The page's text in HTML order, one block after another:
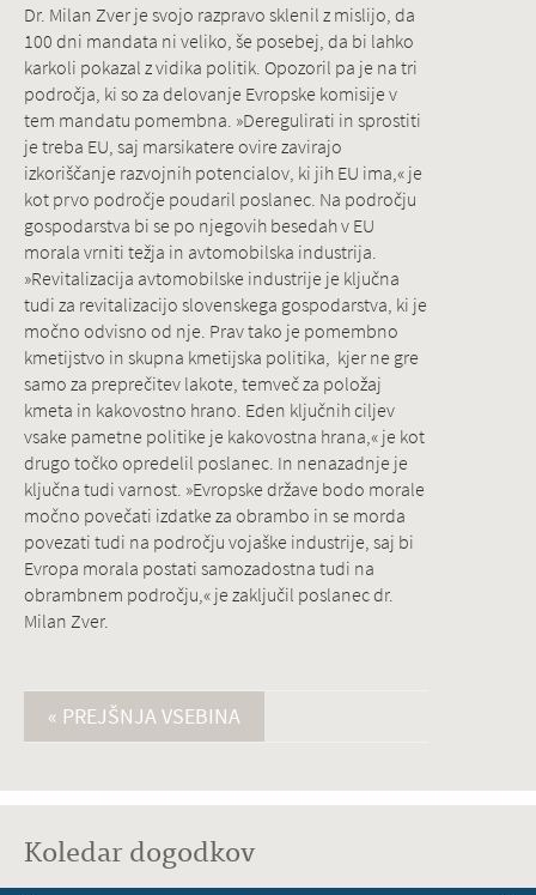
Dr. Milan Zver je svojo razpravo sklenil z mislijo, da
100 dni mandata ni veliko, še posebej, da bi lahko
karkoli pokazal z vidika politik. Opozoril pa je na tri
področja, ki so za delovanje Evropske komisije v
tem mandatu pomembna. »Deregulirati in sprostiti
je treba EU, saj marsikatere ovire zavirajo
izkoriščanje razvojnih potencialov, ki jih EU ima,« je
kot prvo področje poudaril poslanec. Na področju
gospodarstva bi se po njegovih besedah v EU
morala vrniti težja in avtomobilska industrija.
»Revitalizacija avtomobilske industrije je ključna
tudi za revitalizacijo slovenskega gospodarstva, ki je
močno odvisno od nje. Prav tako je pomembno
kmetijstvo in skupna kmetijska politika, kjer ne gre
samo za preprečitev lakote, temveč za položaj
kmeta in kakovostno hrano. Eden ključnih ciljev
vsake pametne politike je kakovostna hrana,« je kot
drugo točko opredelil poslanec. In nenazadnje je
ključna tudi varnost. »Evropske države bodo morale
močno povečati izdatke za obrambo in se morda
povezati tudi na področju vojaške industrije, saj bi
Evropa morala postati samozadostna tudi na
obrambnem področju,« je zaključil poslanec dr.
Milan Zver.
« PREJŠNJA VSEBINA
Koledar dogodkov